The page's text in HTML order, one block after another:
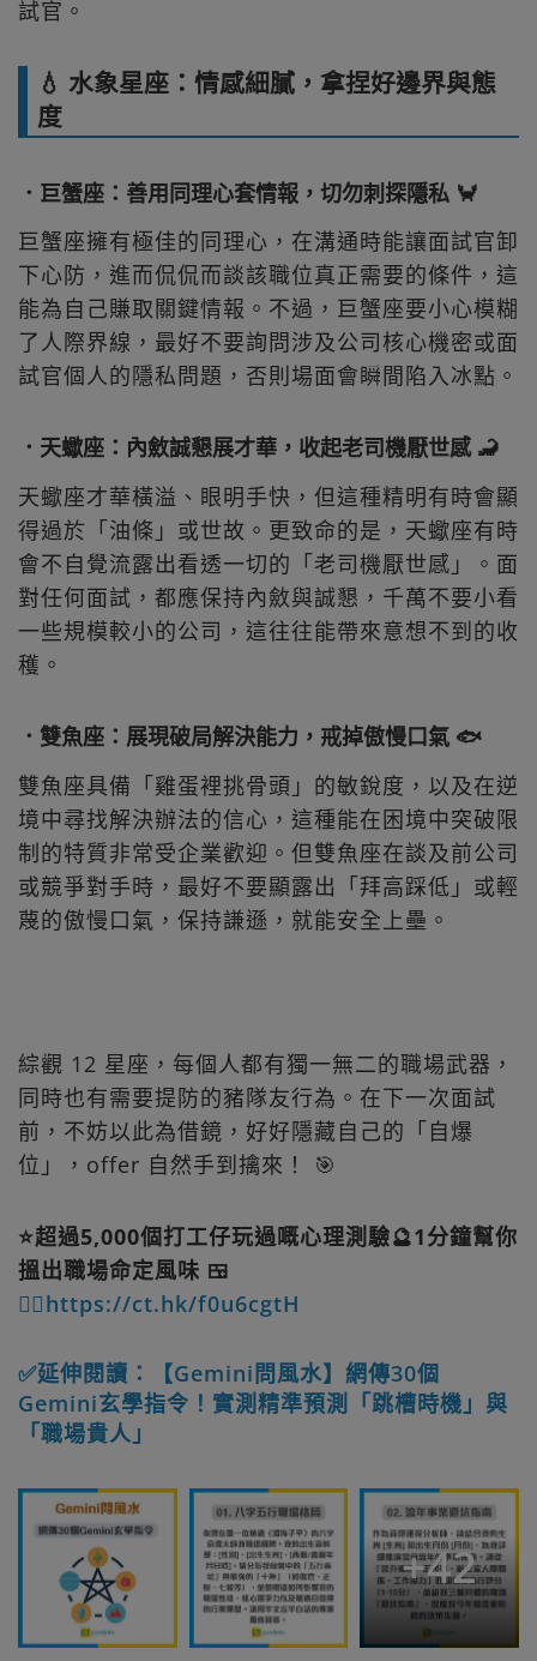
試官。
💧 水象星座：情感細膩，拿捏好邊界與態
度
．巨蟹座：善用同理心套情報，切勿刺探隱私 🦀
巨蟹座擁有極佳的同理心，在溝通時能讓面試官卸
下心防，進而侃侃而談該職位真正需要的條件，這
能為自己賺取關鍵情報。不過，巨蟹座要小心模糊
了人際界線，最好不要詢問涉及公司核心機密或面
試官個人的隱私問題，否則場面會瞬間陷入冰點。
．天蠍座：內斂誠懇展才華，收起老司機厭世感 🦂
天蠍座才華橫溢、眼明手快，但這種精明有時會顯
得過於「油條」或世故。更致命的是，天蠍座有時
會不自覺流露出看透一切的「老司機厭世感」。面
對任何面試，都應保持內斂與誠懇，千萬不要小看
一些規模較小的公司，這往往能帶來意想不到的收
穫。
．雙魚座：展現破局解決能力，戒掉傲慢口氣 🐟
雙魚座具備「雞蛋裡挑骨頭」的敏銳度，以及在逆
境中尋找解決辦法的信心，這種能在困境中突破限
制的特質非常受企業歡迎。但雙魚座在談及前公司
或競爭對手時，最好不要顯露出「拜高踩低」或輕
蔑的傲慢口氣，保持謙遜，就能安全上壘。
綜觀 12 星座，每個人都有獨一無二的職場武器，
同時也有需要提防的豬隊友行為。在下一次面試
前，不妨以此為借鏡，好好隱藏自己的「自爆
位」，offer 自然手到擒來！ 🎯
⭐超過5,000個打工仔玩過嘅心理測驗🔮1分鐘幫你
搵出職場命定風味 🍱
👉🏻https://ct.hk/f0u6cgtH
✅延伸閱讀：【Gemini問風水】網傳30個
Gemini玄學指令！實測精準預測「跳槽時機」與
「職場貴人」
+42